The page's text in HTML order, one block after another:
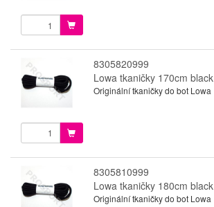
8305820999
Lowa tkaničky 170cm black
Originální tkaničky do bot Lowa
8305810999
Lowa tkaničky 180cm black
Originální tkaničky do bot Lowa